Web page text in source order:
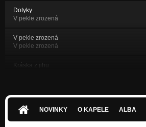
Dotyky
V pekle zrozená
V pekle zrozená
V pekle zrozená
Kráska z jihu
Černý ledy
NOVINKY O KAPELE ALBA